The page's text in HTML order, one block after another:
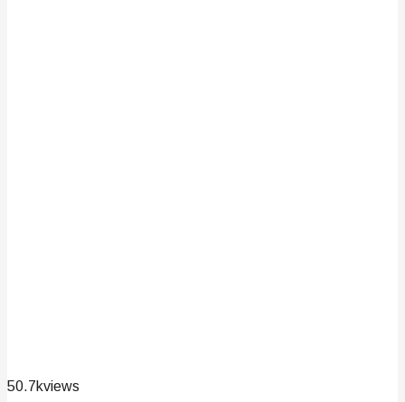
50.7kviews